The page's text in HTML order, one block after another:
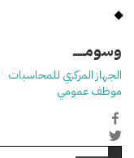
وسومـــــ
الجهاز المركزي للمحاسبات
موظف عمومي